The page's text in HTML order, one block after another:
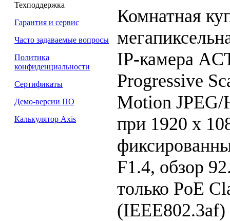
Техподдержка
Гарантия и сервис
Часто задаваемые вопросы
Политика
конфиденциальности
Сертификаты
Демо-версии ПО
Калькулятор Axis
Комнатная
IP-камера
Progressive
Motion JPEG/
при 1920 x
F1.4, обзор
только PoE
(IEEE802.3af)